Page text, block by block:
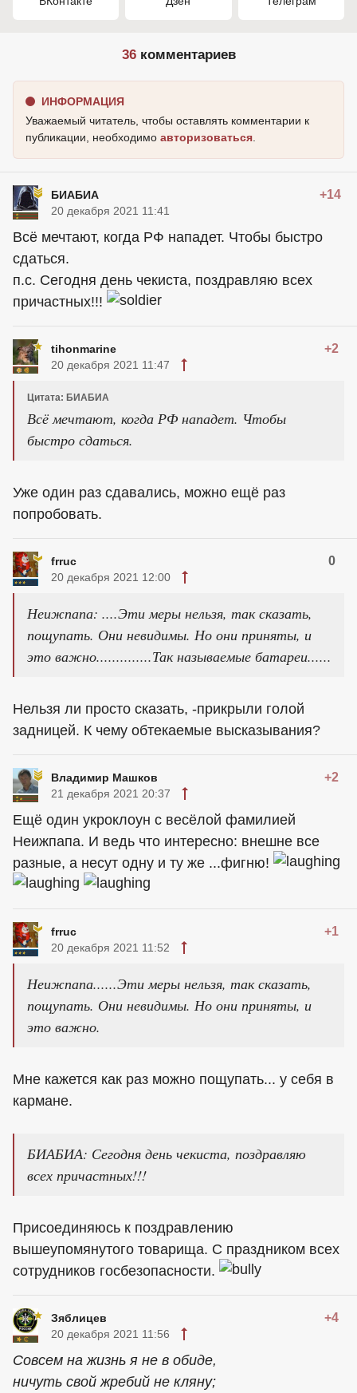
36комментариев
ИНФОРМАЦИЯ
Уважаемый читатель, чтобы оставлять комментарии к
публикации, необходимо авторизоваться
БИАБИА +14
20 декабря 2021 11:41
Всё мечтают, когда РФ нападет. Чтобы быстро
сдаться.
п.с. Сегодня день чекиста, поздравляю всех
причастных!!!
tihonmarine +2
20 декабря 2021 11:47
Цитата: БИАБИА
Всё мечтают, когда РФ нападет. Чтобы
быстро сдаться.
Уже один раз сдавались, можно ещё раз
попробовать.
frruc 0
20 декабря 2021 12:00
Неижпапа: ....Эти меры нельзя, так сказать,
пощупать. Они невидимы. Но они приняты, и
это важно..............Так называемые батареи......
Нельзя ли просто сказать, -прикрыли голой
задницей. К чему обтекаемые высказывания?
Владимир Машков +2
21 декабря 2021 20:37
Ещё один укроклоун с весёлой фамилией
Неижпапа. И ведь что интересно: внешне все
разные, а несут одну и ту же ...фигню!
frruc +1
20 декабря 2021 11:52
Неижпапа......Эти меры нельзя, так сказать,
пощупать. Они невидимы. Но они приняты, и
это важно.
Мне кажется как раз можно пощупать... у себя в
кармане.
БИАБИА: Сегодня день чекиста, поздравляю
всех причастных!!!
Присоединяюсь к поздравлению
вышеупомянутого товарища. С праздником всех
сотрудников госбезопасности.
Зяблицев +4
20 декабря 2021 11:56
Совсем на жизнь я не в обиде,
ничуть свой жребий не кляну;